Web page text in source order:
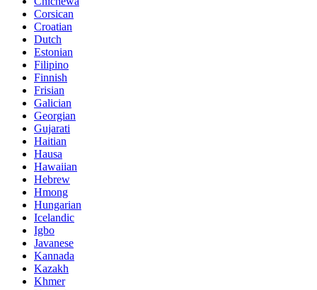
Corsican
Croatian
Dutch
Estonian
Filipino
Finnish
Frisian
Galician
Georgian
Gujarati
Haitian
Hausa
Hawaiian
Hebrew
Hmong
Hungarian
Icelandic
Igbo
Javanese
Kannada
Kazakh
Khmer